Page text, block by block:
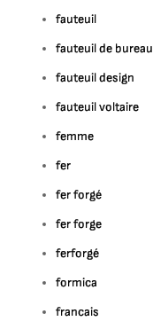
fauteuil
fauteuil de bureau
fauteuil design
fauteuil voltaire
femme
fer
fer forgé
fer forge
ferforgé
formica
francais